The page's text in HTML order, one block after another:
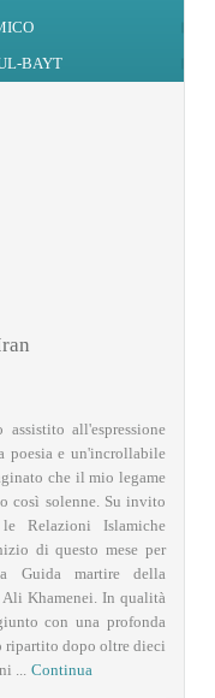
BAYT
all'espressione
poesia e un'incrollabile
che il mio legame
così solenne. Su invito
Relazioni Islamiche
di questo mese per
Guida martire della
Khamenei. In qualità
con una profonda
ripartito dopo oltre dieci
...
Continua